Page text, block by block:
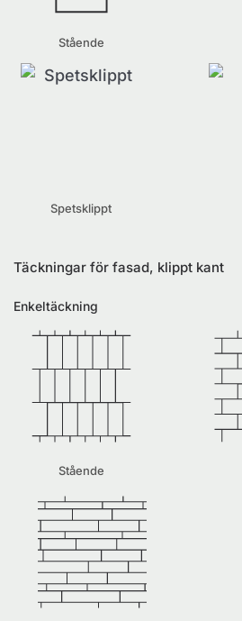
Stående
Spetsklippt
Täckningar för fasad, klippt kant
Enkeltäckning
Stående